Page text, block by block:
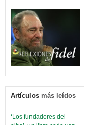
Artículos más leídos
‘Los fundadores del